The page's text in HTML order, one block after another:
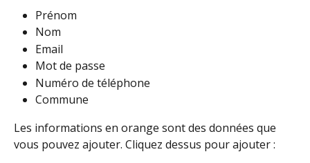
Prénom
Nom
Email
Mot de passe
Numéro de téléphone
Commune
Les informations en orange sont des données que
vous pouvez ajouter. Cliquez dessus pour ajouter :